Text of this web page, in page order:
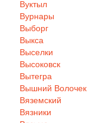
Вуктыл
Вурнары
Выборг
Выкса
Выселки
Высоковск
Вытегра
Вышний Волочек
Вяземский
Вязники